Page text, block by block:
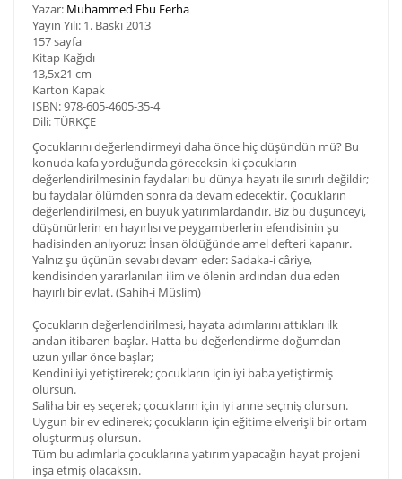
Yazar: Muhammed Ebu Ferha
Yayın Yılı: 1. Baskı 2013
157 sayfa
Kitap Kağıdı
13,5x21 cm
Karton Kapak
ISBN: 978-605-4605-35-4
Dili: TÜRKÇE
Çocuklarını değerlendirmeyi daha önce hiç düşündün mü? Bu
konuda kafa yorduğunda göreceksin ki çocukların
değerlendirilmesinin faydaları bu dünya hayatı ile sınırlı değildir;
bu faydalar ölümden sonra da devam edecektir. Çocukların
değerlendirilmesi, en büyük yatırımlardandır. Biz bu düşünceyi,
düşünürlerin en hayırlısı ve peygamberlerin efendisinin şu
hadisinden anlıyoruz: İnsan öldüğünde amel defteri kapanır.
Yalnız şu üçünün sevabı devam eder: Sadaka-i câriye,
kendisinden yararlanılan ilim ve ölenin ardından dua eden
hayırlı bir evlat. (Sahih-i Müslim)
Çocukların değerlendirilmesi, hayata adımlarını attıkları ilk
andan itibaren başlar. Hatta bu değerlendirme doğumdan
uzun yıllar önce başlar;
Kendini iyi yetiştirerek; çocukların için iyi baba yetiştirmiş
olursun.
Saliha bir eş seçerek; çocukların için iyi anne seçmiş olursun.
Uygun bir ev edinerek; çocukların için eğitime elverişli bir ortam
oluşturmuş olursun.
Tüm bu adımlarla çocuklarına yatırım yapacağın hayat projeni
inşa etmiş olacaksın.